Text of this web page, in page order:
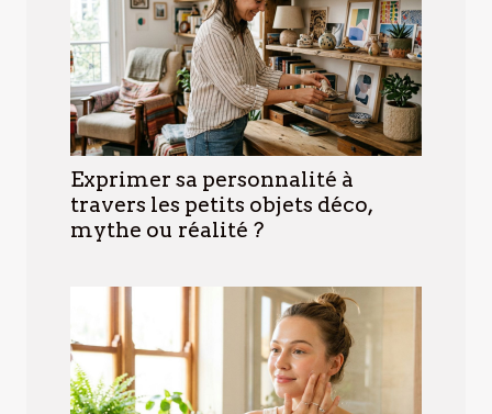
Exprimer sa personnalité à
travers les petits objets déco,
mythe ou réalité ?